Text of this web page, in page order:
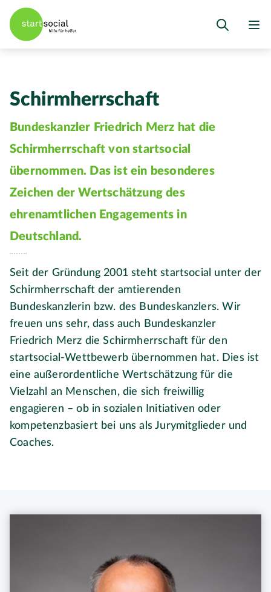
Schirmherrschaft
Bundeskanzler Friedrich Merz hat die
Schirmherrschaft von startsocial
übernommen. Das ist ein besonderes
Zeichen der Wertschätzung des
ehrenamtlichen Engagements in
Deutschland.
Seit der Gründung 2001 steht startsocial unter der
Schirmherrschaft der amtierenden
Bundeskanzlerin bzw. des Bundeskanzlers. Wir
freuen uns sehr, dass auch Bundeskanzler
Friedrich Merz die Schirmherrschaft für den
startsocial-Wettbewerb übernommen hat. Dies ist
eine außerordentliche Wertschätzung für die
Vielzahl an Menschen, die sich freiwillig
engagieren – ob in sozialen Initiativen oder
kompetenzbasiert bei uns als Jurymitglieder und
Coaches.